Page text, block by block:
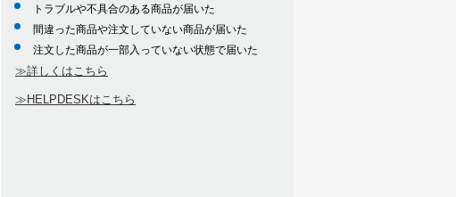
トラブルや不具合のある商品が届いた
間違った商品や注文していない商品が届いた
注文した商品が一部入っていない状態で届いた
≫詳しくはこちら
≫HELPDESKはこちら